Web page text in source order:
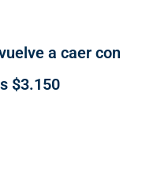
a caer con
$3.150